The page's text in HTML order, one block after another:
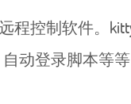
程控制软件。
动登录脚本等